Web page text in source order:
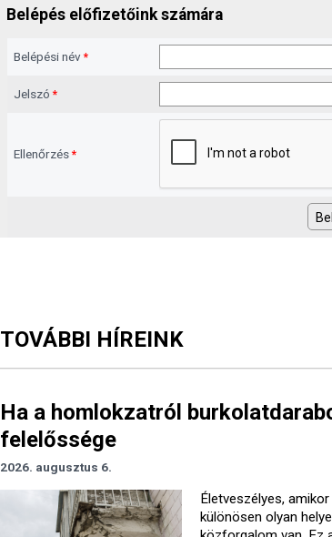
Belépés előfizetőink számára
Belépési név *
Jelszó *
Ellenőrzés *
TOVÁBBI HÍREINK
Ha a homlokzatról
felelőssége
2026. augusztus 6.
Életveszélyes,
különösen olyan